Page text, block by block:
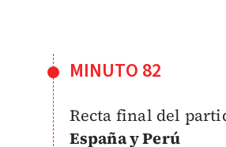
MINUTO 82
Recta final del
España y Perú